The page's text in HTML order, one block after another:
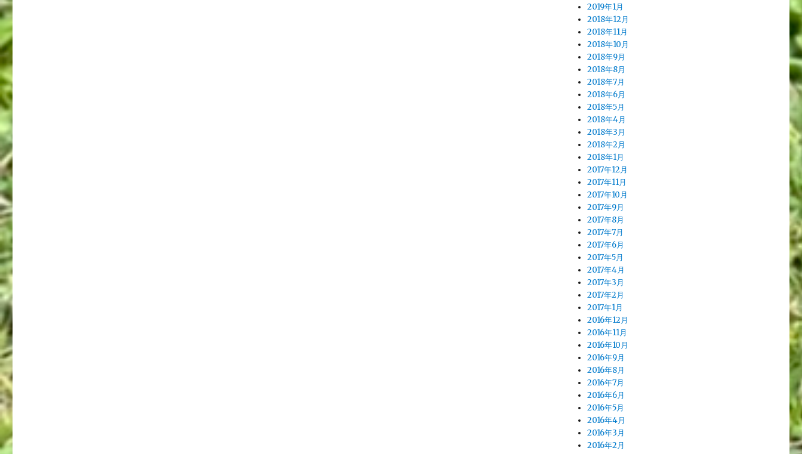
2019年1月
2018年12月
2018年11月
2018年10月
2018年9月
2018年8月
2018年7月
2018年6月
2018年5月
2018年4月
2018年3月
2018年2月
2018年1月
2017年12月
2017年11月
2017年10月
2017年9月
2017年8月
2017年7月
2017年6月
2017年5月
2017年4月
2017年3月
2017年2月
2017年1月
2016年12月
2016年11月
2016年10月
2016年9月
2016年8月
2016年7月
2016年6月
2016年5月
2016年4月
2016年3月
2016年2月